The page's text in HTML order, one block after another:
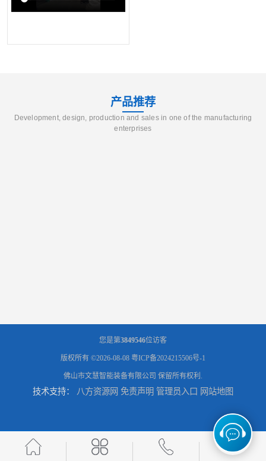
产品推荐
Development, design, production and sales in one of the manufacturing
enterprises
您是第3849546位访客
版权所有 ©2026-08-08 粤ICP备2024215506号-1
佛山市文慧智能装备有限公司 保留所有权利.
技术支持： 八方资源网 免责声明 管理员入口 网站地图